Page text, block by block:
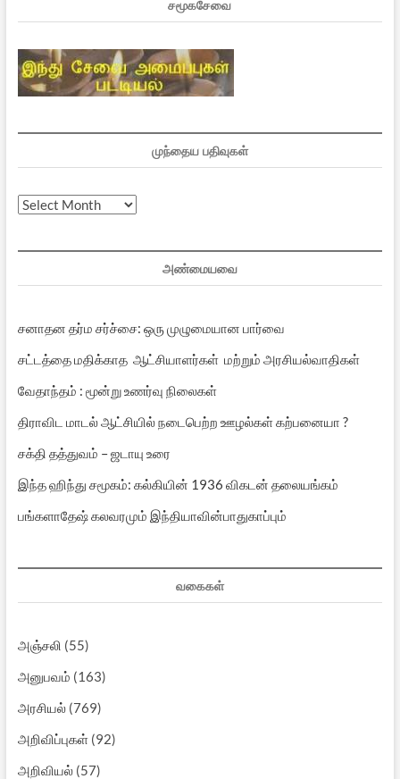
சமூகசேவை
முந்தைய பதிவுகள்
முந்தைய
அண்மையவை
சனாதன தர்ம சர்ச்சை: ஒரு முழுமையான பார்வை
சட்டத்தை மதிக்காத ஆட்சியாளர்கள் மற்றும் அரசியல்வாதிகள்
வேதாந்தம் : மூன்று உணர்வு நிலைகள்
திராவிட மாடல் ஆட்சியில் நடைபெற்ற ஊழல்கள் கற்பனையா ?
சக்தி தத்துவம் – ஜடாயு உரை
இந்த ஹிந்து சமூகம்: கல்கியின் 1936 விகடன் தலையங்கம்
பங்களாதேஷ் கலவரமும் இந்தியாவின்பாதுகாப்பும்
வகைகள்
அஞ்சலி (55)
அனுபவம் (163)
அரசியல்(769)
அறிவிப்புகள்(92)
அறிவியல்(57)